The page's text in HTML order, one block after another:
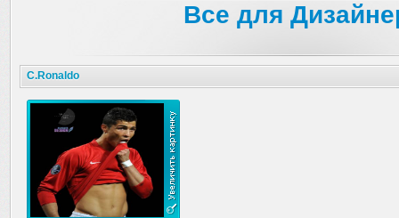
Все для
C.Ronaldo